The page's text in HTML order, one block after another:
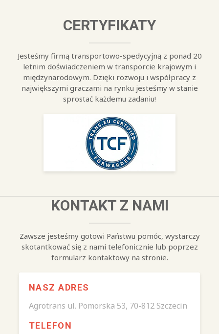
CERTYFIKATY
Jesteśmy firmą transportowo-spedycyjną z ponad 20
letnim doświadczeniem w transporcie krajowym i
międzynarodowym. Dzięki rozwoju i współpracy z
największymi graczami na rynku jesteśmy w stanie
sprostać każdemu zadaniu!
KONTAKT Z NAMI
Zawsze jesteśmy gotowi Państwu pomóc, wystarczy
skotantkować się z nami telefonicznie lub poprzez
formularz kontaktowy na stronie.
NASZ ADRES
Agrotrans ul. Pomorska 53, 70-812 Szczecin
TELEFON